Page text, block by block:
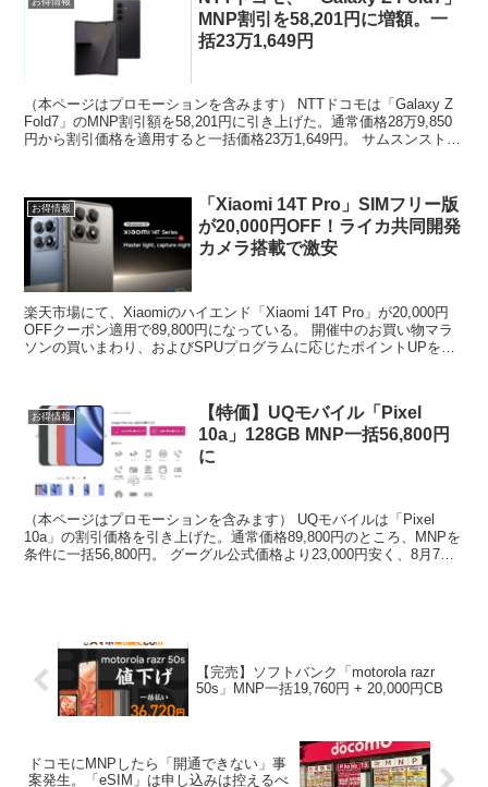
MNP割引を58,201円に増額。一
括23万1,649円
（本ページはプロモーションを含みます） NTTドコモは「Galaxy Z
Fold7」のMNP割引額を58,201円に引き上げた。通常価格28万9,850
円から割引価格を適用すると一括価格23万1,649円。 サムスンストア
お得情報
「Xiaomi 14T Pro」SIMフリー版
が20,000円OFF！ライカ共同開発
カメラ搭載で激安
楽天市場にて、Xiaomiのハイエンド「Xiaomi 14T Pro」が20,000円
OFFクーポン適用で89,800円になっている。 開催中のお買い物マラ
ソンの買いまわり、およびSPUプログラムに応じたポイントUPを活
お得情報
【特価】UQモバイル「Pixel
10a」128GB MNP一括56,800円
に
（本ページはプロモーションを含みます） UQモバイルは「Pixel
10a」の割引価格を引き上げた。通常価格89,800円のところ、MNPを
条件に一括56,800円。 グーグル公式価格より23,000円安く、8月7日
【完売】ソフトバンク「motorola razr
50s」MNP一括19,760円 + 20,000円CB
ドコモにMNPしたら「開通できない」事
案発生。「eSIM」は申し込みは控えるべ